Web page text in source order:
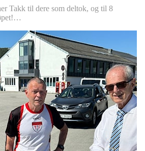
Takk til dere som deltok, og til 8